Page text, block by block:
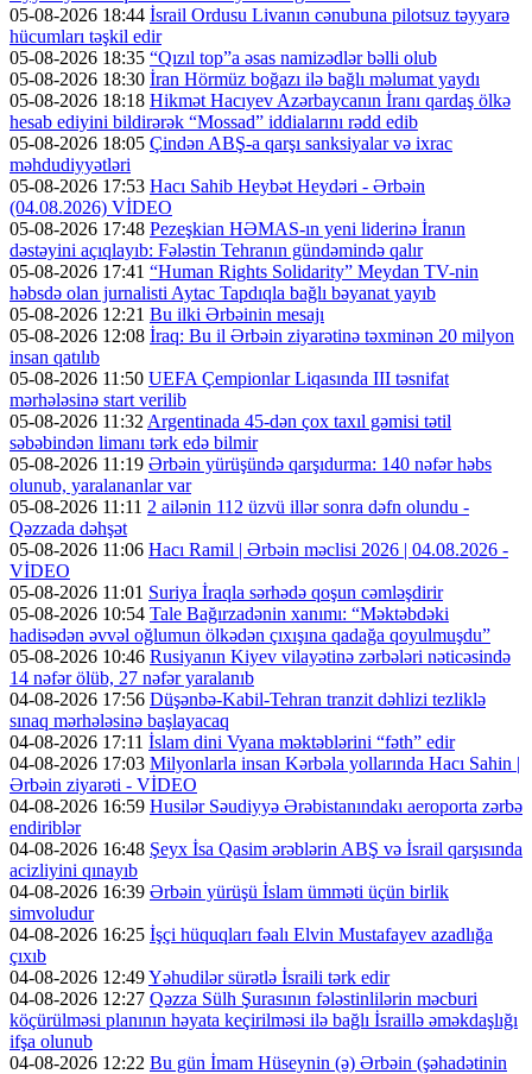
05-08-2026 18:44 İsrail Ordusu Livanın cənubuna pilotsuz təyyarə
hücumları təşkil edir
05-08-2026 18:35 “Qızıl top”a əsas namizədlər bəlli olub
05-08-2026 18:30 İran Hörmüz boğazı ilə bağlı məlumat yaydı
05-08-2026 18:18 Hikmət Hacıyev Azərbaycanın İranı qardaş ölkə
hesab ediyini bildirərək “Mossad” iddialarını rədd edib
05-08-2026 18:05 Çindən ABŞ-a qarşı sanksiyalar və ixrac
məhdudiyyətləri
05-08-2026 17:53 Hacı Sahib Heybət Heydəri - Ərbəin
(04.08.2026) VİDEO
05-08-2026 17:48 Pezeşkian HƏMAS-ın yeni liderinə İranın
dəstəyini açıqlayıb: Fələstin Tehranın gündəmində qalır
05-08-2026 17:41 “Human Rights Solidarity” Meydan TV-nin
həbsdə olan jurnalisti Aytac Tapdıqla bağlı bəyanat yayıb
05-08-2026 12:21 Bu ilki Ərbəinin mesajı
05-08-2026 12:08 İraq: Bu il Ərbəin ziyarətinə təxminən 20 milyon
insan qatılıb
05-08-2026 11:50 UEFA Çempionlar Liqasında III təsnifat
mərhələsinə start verilib
05-08-2026 11:32 Argentinada 45-dən çox taxıl gəmisi tətil
səbəbindən limanı tərk edə bilmir
05-08-2026 11:19 Ərbəin yürüşündə qarşıdurma: 140 nəfər həbs
olunub, yaralananlar var
05-08-2026 11:11 2 ailənin 112 üzvü illər sonra dəfn olundu -
Qəzzada dəhşət
05-08-2026 11:06 Hacı Ramil | Ərbəin məclisi 2026 | 04.08.2026 -
VİDEO
05-08-2026 11:01 Suriya İraqla sərhədə qoşun cəmləşdirir
05-08-2026 10:54 Tale Bağırzadənin xanımı: “Məktəbdəki
hadisədən əvvəl oğlumun ölkədən çıxışına qadağa qoyulmuşdu”
05-08-2026 10:46 Rusiyanın Kiyev vilayətinə zərbələri nəticəsində
14 nəfər ölüb, 27 nəfər yaralanıb
04-08-2026 17:56 Düşənbə-Kabil-Tehran tranzit dəhlizi tezliklə
sınaq mərhələsinə başlayacaq
04-08-2026 17:11 İslam dini Vyana məktəblərini “fəth” edir
04-08-2026 17:03 Milyonlarla insan Kərbəla yollarında Hacı Sahin |
Ərbəin ziyarəti - VİDEO
04-08-2026 16:59 Husilər Səudiyyə Ərəbistanındakı aeroporta zərbə
endiriblər
04-08-2026 16:48 Şeyx İsa Qasim ərəblərin ABŞ və İsrail qarşısında
acizliyini qınayıb
04-08-2026 16:39 Ərbəin yürüşü İslam ümməti üçün birlik
simvoludur
04-08-2026 16:25 İşçi hüquqları fəalı Elvin Mustafayev azadlığa
çıxıb
04-08-2026 12:49Yəhudilər sürətlə İsraili tərk edir
04-08-2026 12:27 Qəzza Sülh Şurasının fələstinlilərin məcburi
köçürülməsi planının həyata keçirilməsi ilə bağlı İsraillə əməkdaşlığı
ifşa olunub
04-08-2026 12:22 Bu gün İmam Hüseynin (ə) Ərbəin (şəhadətinin